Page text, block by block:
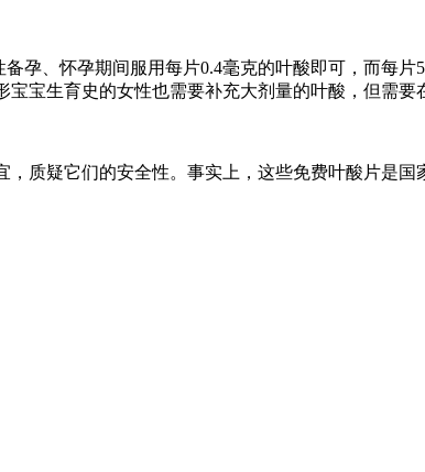
孕、怀孕期间服用每片0.4毫克的叶酸即可，而每
宝生育史的女性也需要补充大剂量的叶酸，但需要
质疑它们的安全性。事实上，这些免费叶酸片是